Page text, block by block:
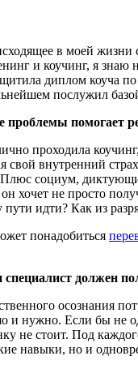
в моей
и коучинг, я
диплом коуча
послужил
пробле­мы помогает
проходила
свой внутренний
Плюс социум,
хочет не просто
идти? Как из
понадобиться
должен
осоз­нания
и нужно. Если бы не
не стоит. Под
навыки, но и